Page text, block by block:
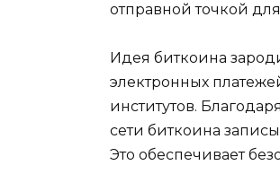
отправной точкoй
Идея биткоина
электронных
институтов.​
сети биткоина
Это обеспeчивает